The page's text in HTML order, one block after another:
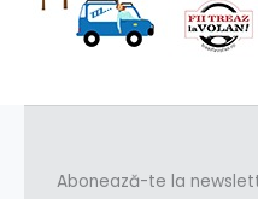
Abonează-te la